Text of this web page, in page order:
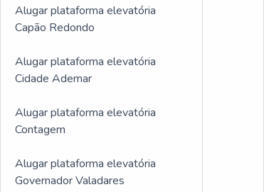
Alugar plataforma elevatória
Capão Redondo
Alugar plataforma elevatória
Cidade Ademar
Alugar plataforma elevatória
Contagem
Alugar plataforma elevatória
Governador Valadares